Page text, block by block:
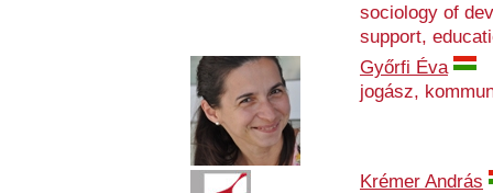
sociology of
support,
Győrfi Éva
jogász,
Krémer András